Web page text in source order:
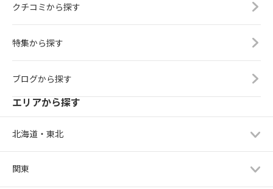
クチコミから探す
特集から探す
ブログから探す
エリアから探す
北海道・東北
関東